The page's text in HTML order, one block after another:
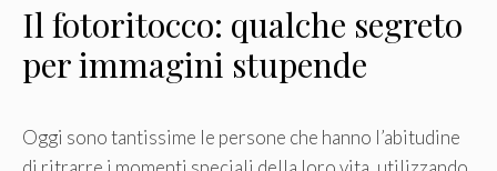
Il fotoritocco: qualche segreto
per immagini stupende
Oggi sono tantissime le persone che hanno l’abitudine